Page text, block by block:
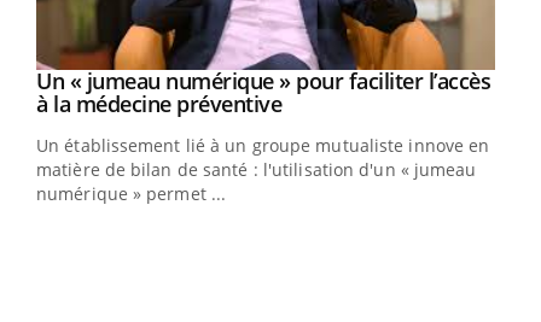
Youtube
Un « jumeau numérique » pour faciliter l’accès
à la médecine préventiveYoutube
Un établissement lié à un groupe mutualiste innove en
matière de bilan de santé : l'utilisation d'un « jumeau
numérique » permet ...